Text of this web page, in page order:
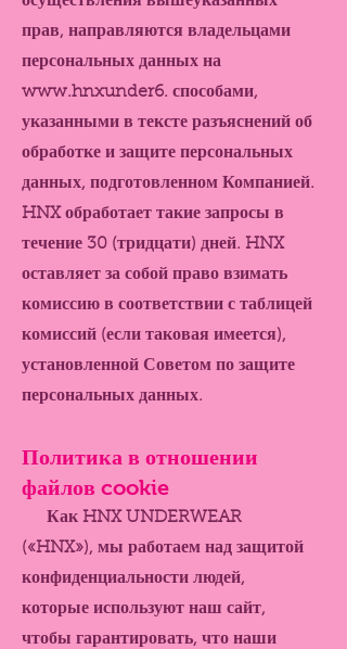
прав, направляются владельцами
персональных данных на
www.hnxunder6. способами,
указанными в тексте разъяснений об
обработке и защите персональных
данных, подготовленном Компанией.
HNX обработает такие запросы в
течение 30 (тридцати) дней. HNX
оставляет за собой право взимать
комиссию в соответствии с таблицей
комиссий (если таковая имеется),
установленной Советом по защите
персональных данных.
Политика в отношении
файлов cookie
Как HNX UNDERWEAR
(«HNX»), мы работаем над защитой
конфиденциальности людей,
которые используют наш сайт,
чтобы гарантировать, что наши